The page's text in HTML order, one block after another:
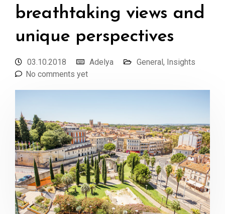
breathtaking views and
unique perspectives
03.10.2018 Adelya General, Insights
No comments yet